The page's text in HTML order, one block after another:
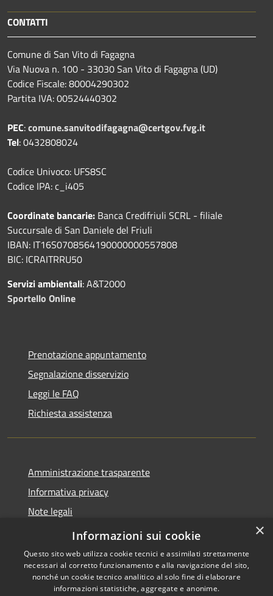
CONTATTI
Comune di San Vito di Fagagna
Via Nuova n. 100 - 33030 San Vito di Fagagna (UD)
Codice Fiscale: 80004290302
Partita IVA: 00524440302
PEC:comune.sanvitodifagagna@certgov.fvg.it
Tel: 0432808024
Codice Univoco: UFS8SC
Codice IPA: c_i405
Coordinate bancarie: Banca Credifriuli SCRL - filiale
Succursale di San Daniele del Friuli
IBAN: IT16S0708564190000000557808
BIC: ICRAITRRU50
Servizi ambientali: A&T2000
Sportello Online
Prenotazione appuntamento
Segnalazione disservizio
Leggi le FAQ
Richiesta assistenza
Amministrazione trasparente
Informativa privacy
Note legali
Dichiarazione di accessibilità
Copyright © 2026 • Comune di
×
Informazioni sui cookie
Questo sito web utilizza cookie tecnici e assimilati strettamente
necessari al corretto funzionamento e alla navigazione del sito,
nonché un cookie tecnico analitico al solo fine di elaborare
informazioni statistiche, aggregate e anonime.